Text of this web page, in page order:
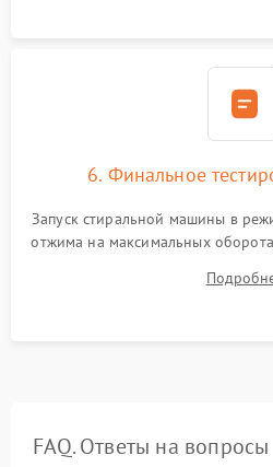
6. Финальное
Запуск стиральной машины в
отжима на максимальных
корректности слива,
посторонних стуков и
FAQ. Ответы на вопросы